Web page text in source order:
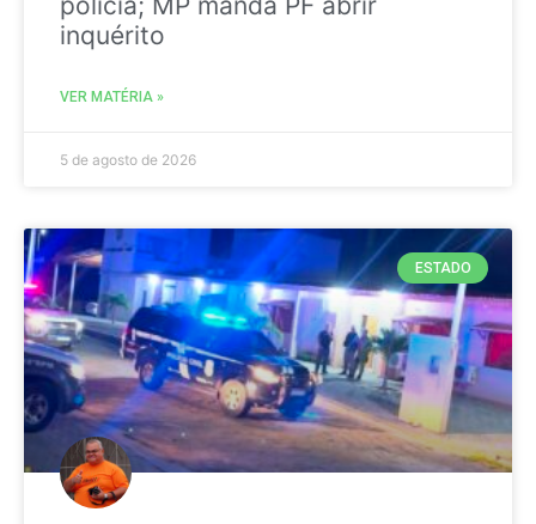
inquérito
VER MATÉRIA »
5 de agosto de 2026
ESTADO